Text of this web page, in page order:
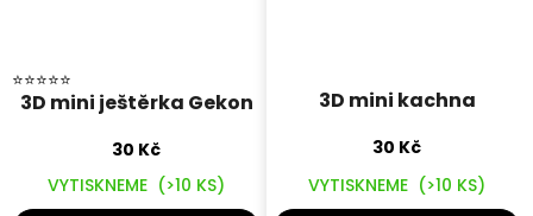
Průměrné hodnocení produktu je 5,0 z 5 hvězdiček.
3D mini ještěrka Gekon
30 Kč
VYTISKNEME (>10 KS)
3D mini kachna
30 Kč
VYTISKNEME (>10 KS)